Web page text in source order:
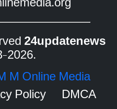
24updatenews
M Online Media
Policy DMCA